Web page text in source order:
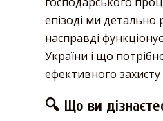
епізоді ми детально
насправді
України і що
ефективного захисту
🔍 Що ви